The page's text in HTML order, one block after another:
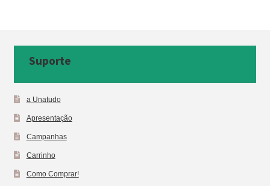
Suporte
a Unatudo
Apresentação
Campanhas
Carrinho
Como Comprar!